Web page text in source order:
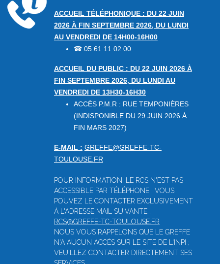
ACCUEIL TÉLÉPHONIQUE : DU 22 JUIN
2026 À FIN SEPTEMBRE 2026, DU LUNDI
AU VENDREDI DE 14H00-16H00
☎ 05 61 11 02 00
ACCUEIL DU PUBLIC : DU 22 JUIN 2026 À
FIN SEPTEMBRE 2026, DU LUNDI AU
VENDREDI DE 13H30-16H30
ACCÈS P.M.R : RUE TEMPONIÈRES
(INDISPONIBLE DU 29 JUIN 2026 À
FIN MARS 2027)
E-MAIL : GREFFE@GREFFE-TC-
TOULOUSE.FR
POUR INFORMATION, LE RCS N'EST PAS
ACCESSIBLE PAR TÉLÉPHONE ; VOUS
POUVEZ LE CONTACTER EXCLUSIVEMENT
À L'ADRESSE MAIL SUIVANTE :
RCS@GREFFE-TC-TOULOUSE.FR
NOUS VOUS RAPPELONS QUE LE GREFFE
N'A AUCUN ACCÈS SUR LE SITE DE L'INPI ;
VEUILLEZ CONTACTER DIRECTEMENT SES